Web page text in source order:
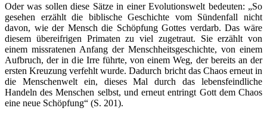
Oder was sollen diese Sätze in einer Evolutionswelt bedeuten: „So
gesehen erzählt die biblische Geschichte vom Sündenfall nicht
davon, wie der Mensch die Schöpfung Gottes verdarb. Das wäre
diesem übereifrigen Primaten zu viel zugetraut. Sie erzählt von
einem missratenen Anfang der Menschheitsgeschichte, von einem
Aufbruch, der in die Irre führte, von einem Weg, der bereits an der
ersten Kreuzung verfehlt wurde. Dadurch bricht das Chaos erneut in
die Menschenwelt ein, dieses Mal durch das lebensfeindliche
Handeln des Menschen selbst, und erneut entringt Gott dem Chaos
eine neue Schöpfung“ (S. 201).